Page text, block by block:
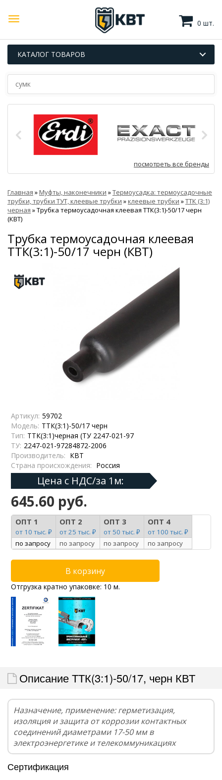
0 шт.
КАТАЛОГ ТОВАРОВ
посмотреть все бренды
Главная »Муфты, наконечники »Термоусадка: термоусадочные
трубки, трубки ТУТ, клеевые трубки »клеевые трубки »ТТК (3:1)
черная »Трубка термоусадочная клеевая ТТК(3:1)-50/17 черн
(КВТ)
Трубка термоусадочная клеевая
ТТК(3:1)-50/17 черн (КВТ)
Артикул: 59702
Модель: ТТК(3:1)-50/17 черн
Тип: ТТК(3:1)черная (ТУ 2247-021-97
ТУ: 2247-021-97284872-2006
Производитель: КВТ
Страна происхождения: Россия
Цена с НДС/за 1м:
645.60 руб.
ОПТ 1
от 10 тыс. ₽
ОПТ 2
от 25 тыс. ₽
ОПТ 3
от 50 тыс. ₽
ОПТ 4
от 100 тыс. ₽
по запросу
по запросу по запросу по запросу
Отгрузка кратно упаковке: 10 м.
Описание ТТК(3:1)-50/17, черн КВТ
Назначение, применение: герметизация,
изоляция и защита от коррозии контактных
соединений диаметрами 17-50 мм в
электроэнергетике и телекоммуникациях
Сертификация